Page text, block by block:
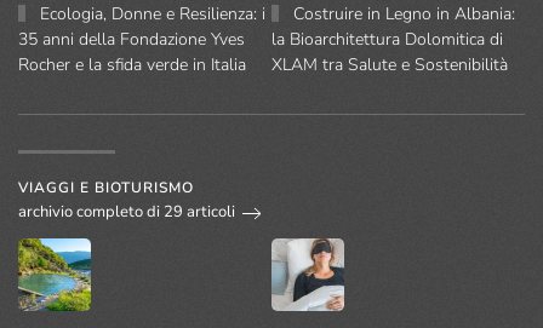
Ecologia, Donne e Resilienza: i
35 anni della Fondazione Yves
Rocher e la sfida verde in Italia
Costruire in Legno in Albania:
la Bioarchitettura Dolomitica di
XLAM tra Salute e Sostenibilità
VIAGGI E BIOTURISMO
archivio completo di 29 articoli